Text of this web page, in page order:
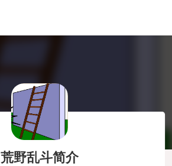
荒野乱斗简介